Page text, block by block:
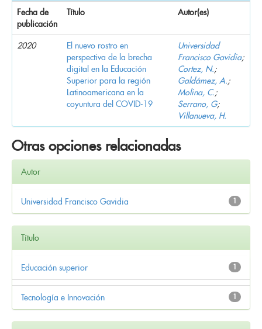
Fecha de
publicación
Título Autor(es)
2020
El nuevo rostro en
perspectiva de la brecha
digital en la Educación
Superior para la región
Latinoamericana en la
coyuntura del COVID-19
Universidad
Francisco Gavidia;
Cortez, N.;
Galdámez, A.;
Molina, C.;
Serrano, G;
Villanueva, H.
Otras opciones relacionadas
Autor
1
Universidad Francisco Gavidia
Título
1
Educación superior
1
Tecnología e Innovación